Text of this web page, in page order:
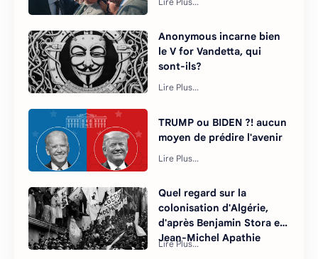
Anonymous incarne bien
le V for Vandetta, qui
sont-ils?
TRUMP ou BIDEN ?! aucun
moyen de prédire l'avenir
Quel regard sur la
colonisation d'Algérie,
d'après Benjamin Stora et
Jean-Michel Apathie